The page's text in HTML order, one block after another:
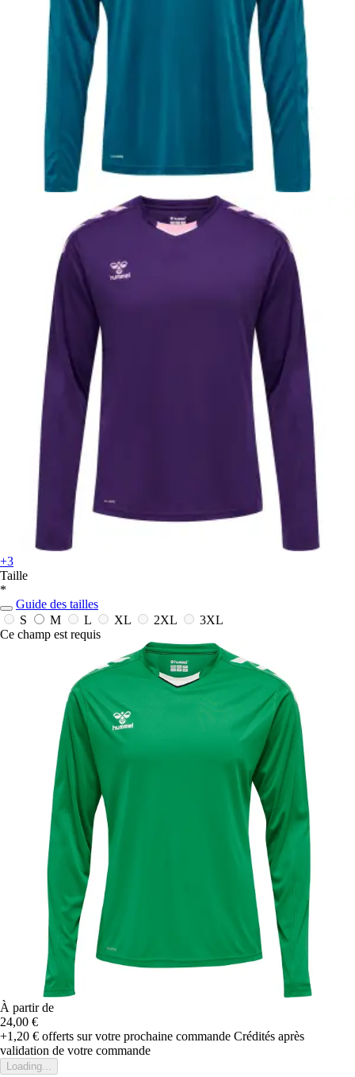
+3
Taille
*
Guide des tailles
S
M L XL 2XL
3XL
Ce champ est requis
À partir de
24,00 €
+1,20 € offerts sur votre prochaine commande Crédités après
validation de votre commande
Loading...